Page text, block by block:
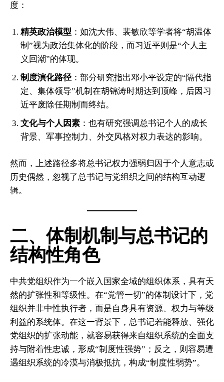
度：
精英政治模型 ：如沈大伟、裴敏欣等学者将“胡温体
制”视为政治集体化的阶段，而习近平则是“个人主
义回潮”的体现。
制度演化路径：部分研究指出邓小平设定的“隔代指
定、集体领导”机制在胡锦涛时期达到顶峰，后因习
近平废除任期制而终结。
文化与个人因素 ：也有研究强调总书记个人的成长
背景、军事控制力、外交风格对权力表达的影响。
然而，上述路径多将总书记权力强弱归因于个人意志或
历史偶然，忽视了总书记与党组织之间的结构互动逻
辑。
二、体制机制与总书记的
结构性角色
中共党组织作为一个嵌入国家全域的组织体系，具有天
然的扩张性和等级性。在“党管一切”的体制设计下，党
组织并非中性执行者，而是自身具有资源、权力与等级
利益的系统体。在这一背景下，总书记若能释放、强化
党组织的扩张动能，就容易获得来自组织系统的全面支
持与附着性忠诚，形成“制度性强势”；反之，则容易遭
遇组织系统的冷漠与消极抵抗，构成“制度性弱势”。